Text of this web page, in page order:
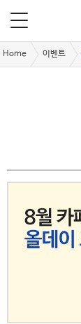
Home 이벤트